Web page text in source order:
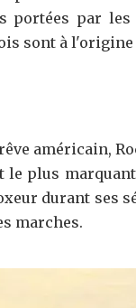
portées par
sont à l'origine
américain,
le plus
durant ses
marches.